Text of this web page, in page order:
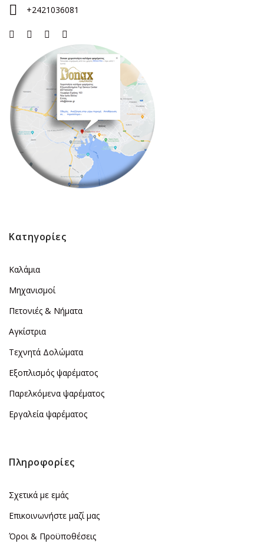
+2421036081
Κατηγορίες
Καλάμια
Μηχανισμοί
Πετονιές & Νήματα
Αγκίστρια
Τεχνητά Δολώματα
Εξοπλισμός ψαρέματος
Παρελκόμενα ψαρέματος
Εργαλεία ψαρέματος
Πληροφορίες
Σχετικά με εμάς
Επικοινωνήστε μαζί μας
Όροι & Προϋποθέσεις